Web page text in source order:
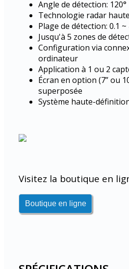
Angle de détection: 120°
Technologie radar
Plage de détection: 0.1 ~
Jusqu'à 5 zones de
Configuration via
ordinateur
Application à 1 ou 2
Écran en option (7” ou
superposée
Système haute-
Visitez la boutique en